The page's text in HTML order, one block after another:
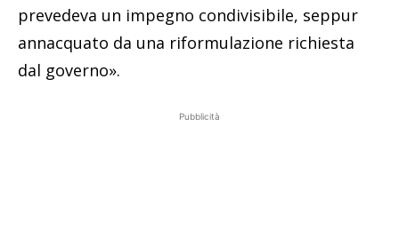
prevedeva un impegno condivisibile, seppur
annacquato da una riformulazione richiesta
dal governo».
Pubblicità